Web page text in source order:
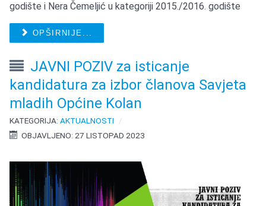
godište i Nera Čemeljić u kategoriji 2015./2016. godište
OPŠIRNIJE...
JAVNI POZIV za isticanje
kandidatura za izbor članova Savjeta
mladih Općine Kolan
KATEGORIJA:AKTUALNOSTI
OBJAVLJENO: 27 LISTOPAD 2023